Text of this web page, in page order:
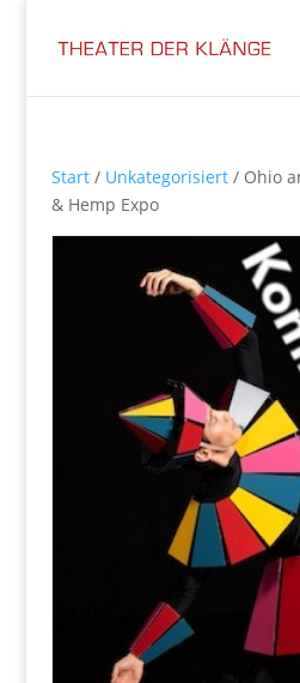
Start/ Unkategorisiert/ Ohio
& Hemp Expo